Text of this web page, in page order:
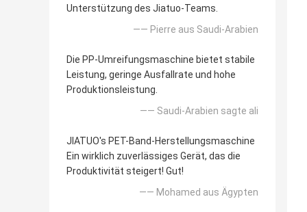
Unterstützung des Jiatuo-Teams.
—— Pierre aus Saudi-Arabien
Die PP-Umreifungsmaschine bietet stabile
Leistung, geringe Ausfallrate und hohe
Produktionsleistung.
—— Saudi-Arabien sagte ali
JIATUO's PET-Band-Herstellungsmaschine
Ein wirklich zuverlässiges Gerät, das die
Produktivität steigert! Gut!
—— Mohamed aus Ägypten